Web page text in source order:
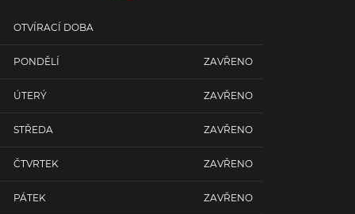
OTVÍRACÍ DOBA
PONDĚLÍ ZAVŘENO
ÚTERÝ ZAVŘENO
STŘEDA ZAVŘENO
ČTVRTEK ZAVŘENO
PÁTEK ZAVŘENO